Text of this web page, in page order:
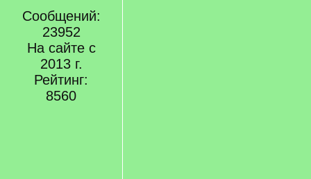
Сообщений:
23952
На сайте с
2013 г.
Рейтинг:
8560